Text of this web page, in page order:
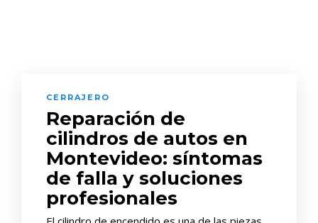
CERRAJERO
Reparación de
cilindros de autos en
Montevideo: síntomas
de falla y soluciones
profesionales